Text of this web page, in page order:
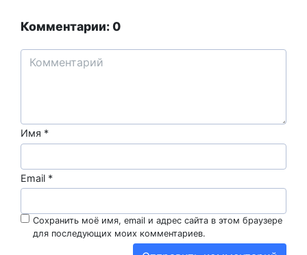
Комментарии: 0
Имя *
Email *
Сохранить моё имя, email и адрес сайта в этом браузере
для последующих моих комментариев.